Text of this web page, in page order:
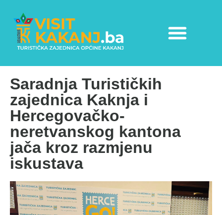
Saradnja Turističkih
zajednica Kaknja i
Hercegovačko-
neretvanskog kantona
jača kroz razmjenu
iskustava